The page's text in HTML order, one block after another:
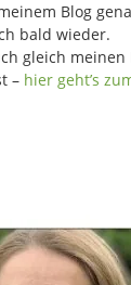
Blog
bald wieder.
gleich
– hier geht’s